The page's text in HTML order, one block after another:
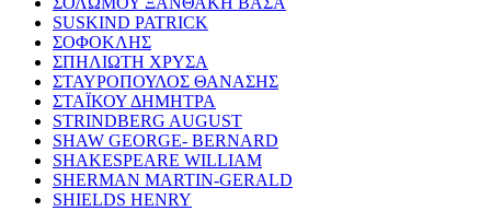
SUSKIND PATRICK
ΣΟΦΟΚΛΗΣ
ΣΠΗΛΙΩΤΗ ΧΡΥΣΑ
ΣΤΑΥΡΟΠΟΥΛΟΣ ΘΑΝΑΣΗΣ
ΣΤΑΪΚΟΥ ΔΗΜΗΤΡΑ
STRINDBERG AUGUST
SHAW GEORGE- BERNARD
SHAKESPEARE WILLIAM
SHERMAN MARTIN-GERALD
SHIELDS HENRY